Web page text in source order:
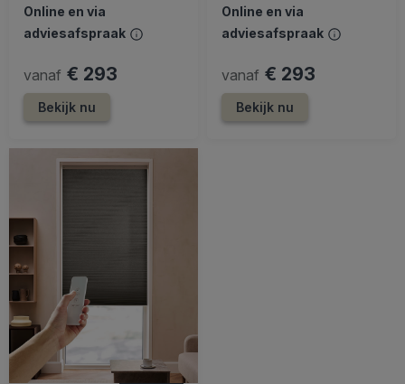
Online en via
adviesafspraak
vanaf € 293
Bekijk nu
Online en via
adviesafspraak
vanaf € 293
Bekijk nu